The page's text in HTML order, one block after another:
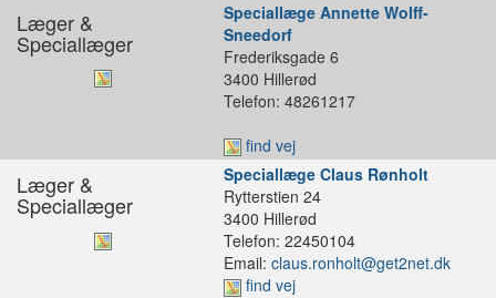
Læger &
Speciallæger
Speciallæge Annette Wolff-
Sneedorf
Frederiksgade 6
3400 Hillerød
Telefon: 48261217
find vej
Læger &
Speciallæger
Speciallæge Claus Rønholt
Rytterstien 24
3400 Hillerød
Telefon: 22450104
Email: claus.ronholt@get2net.dk
find vej